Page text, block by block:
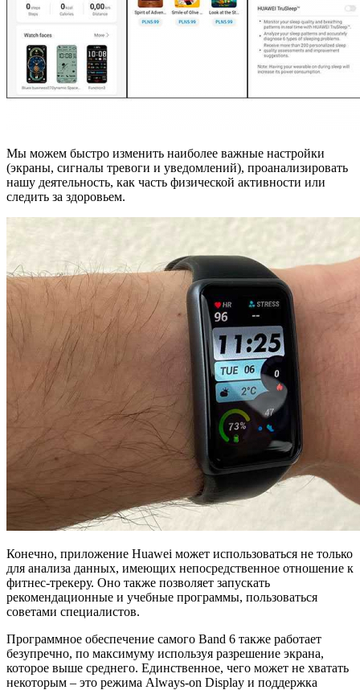
Мы можем быстро изменить наиболее важные настройки
(экраны, сигналы тревоги и уведомлений), проанализировать
нашу деятельность, как часть физической активности или
следить за здоровьем.
Конечно, приложение Huawei может использоваться не только
для анализа данных, имеющих непосредственное отношение к
фитнес-трекеру. Оно также позволяет запускать
рекомендационные и учебные программы, пользоваться
советами специалистов.
Программное обеспечение самого Band 6 также работает
безупречно, по максимуму используя разрешение экрана,
которое выше среднего. Единственное, чего может не хватать
некоторым – это режима Always-on Display и поддержка